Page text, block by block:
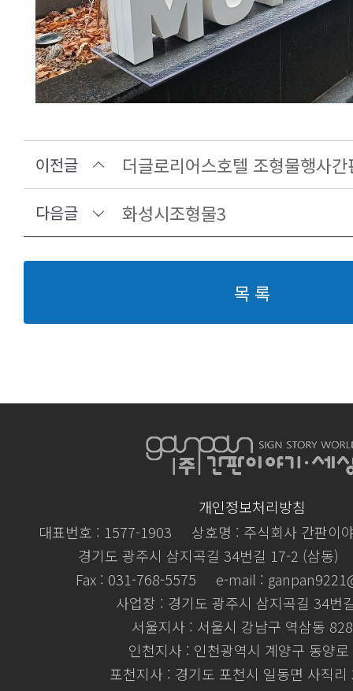
이전글 더글로리어스호텔 조형물행사간
다음글 화성시조형물3
목 록
개인정보처리방침
대표번호 : 1577-1903
상호명 : 주식회사 간판이
경기도 광주시 삼지곡길 34번길 17-2 (삼동)
Fax : 031-768-5575
e-mail :
사업장 : 경기도 광주시 삼지곡길 34번
서울지사 : 서울시 강남구 역삼동
인천지사 : 인천광역시 계양구 동양
포천지사 : 경기도 포천시 일동면 사직